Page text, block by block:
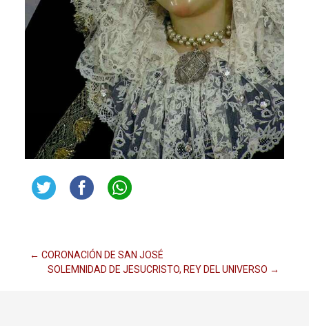
Navegación
← CORONACIÓN DE SAN JOSÉ
SOLEMNIDAD DE JESUCRISTO, REY DEL UNIVERSO →